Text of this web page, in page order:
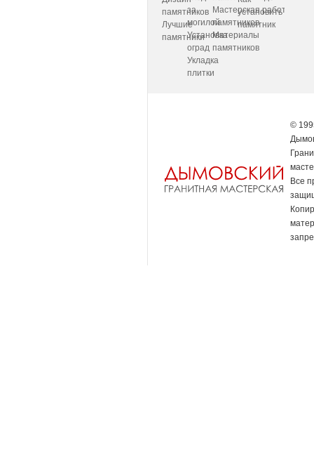
памятников
Лучшие
памятники
за
могилой
Установка
оград
Укладка
плитки
Мастерская
памятников
Материалы
памятников
установить
памятник
работаем
©
Все